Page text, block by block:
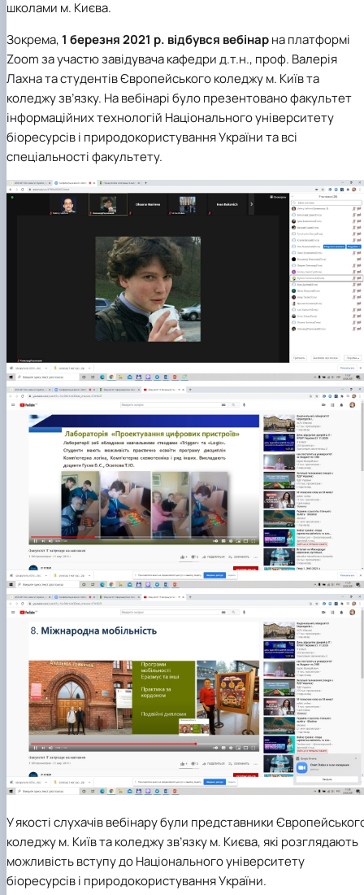
школами м. Києва.
Зокрема, 1 березня 2021 р. відбувся вебінарна платформі
Zoomза участю завідувача кафедри д.т.н., проф. Валерія
Лахна та студентів Європейського коледжу м. Київ та
коледжу зв’язку. На вебінарі було презентовано факультет
інформаційних технологій Національного університету
біоресурсів і природокористування України та всі
спеціальності факультету.
У якості слухачів вебінару були представники
коледжу м. Київ та коледжу зв’язку м. Києва, які розглядають
можливість вступу до Національного університету
біоресурсів і природокористування України.